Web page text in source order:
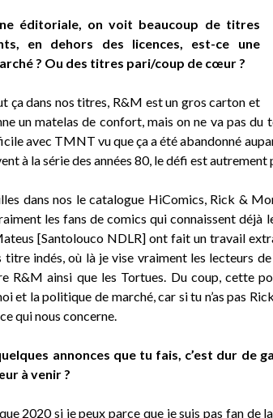
éditoriale, on voit beaucoup de titres
en dehors des licences, est-ce une
? Ou des titres pari/coup de cœur ?
ça dans nos titres, R&M est un gros carton et
un matelas de confort, mais on ne va pas du
avec TMNT vu que ça a été abandonné
à la série des années 80, le défi est autrement
dans nos le catalogue HiComics, Rick &
les fans de comics qui connaissent déjà
[Santolouco NDLR] ont fait un travail
titre indés, où là je vise vraiment les lecteurs
R&M ainsi que les Tortues. Du coup, cette
et la politique de marché, car si tu n’as pas
qui nous concerne.
annonces que tu fais, c’est dur de
à venir ?
2020 si je peux parce que je suis pas fan de